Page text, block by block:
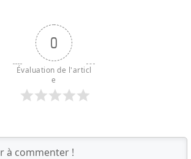
0
Évaluation de l'articl
e